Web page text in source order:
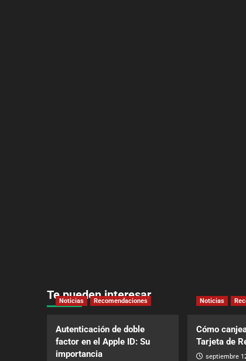
Te pueden interesar
Noticias Recomendaciones
Autenticación de doble
factor en el Apple ID: Su
importancia
Noticias
Cómo
Tarjeta de
septiembre